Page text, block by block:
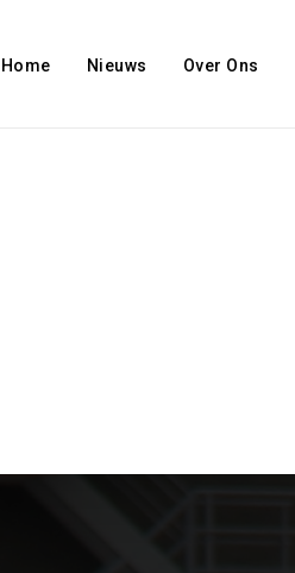
Home Nieuws Over Ons